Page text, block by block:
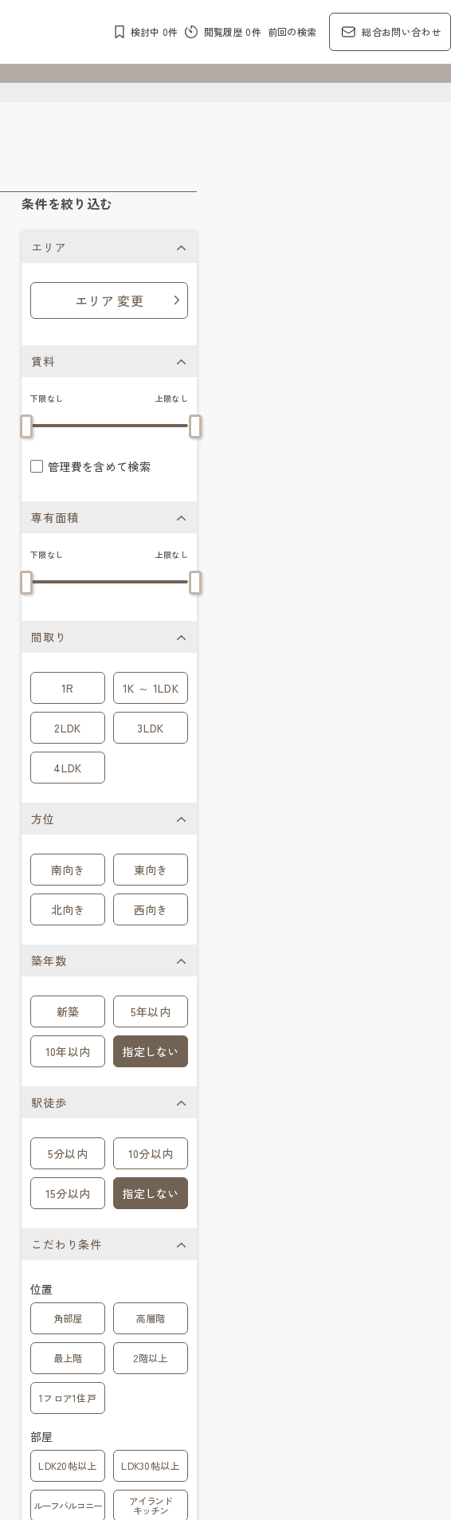
検討中 0件 閲覧履歴 0件 前回の検索 総合お問い合わせ
条件を絞り込む
エリア
エリア 変更
賃料
下限なし 上限なし
管理費を含めて検索
専有面積
下限なし 上限なし
間取り
1R 1K ～ 1LDK
2LDK 3LDK
4LDK
方位
南向き 東向き
北向き 西向き
築年数
新築 5年以内
10年以内 指定しない
駅徒歩
5分以内 10分以内
15分以内 指定しない
こだわり条件
位置
角部屋 高層階
最上階 2階以上
1フロア1住戸
部屋
LDK20帖以上 LDK30帖以上
ルーフバルコニー アイランド
キッチン